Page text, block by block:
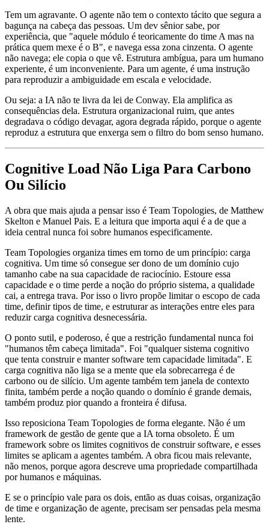
Tem um agravante. O agente não tem o contexto tácito que segura a
bagunça na cabeça das pessoas. Um dev sênior sabe, por
experiência, que "aquele módulo é teoricamente do time A mas na
prática quem mexe é o B", e navega essa zona cinzenta. O agente
não navega; ele copia o que vê. Estrutura ambígua, para um humano
experiente, é um inconveniente. Para um agente, é uma instrução
para reproduzir a ambiguidade em escala e velocidade.
Ou seja: a IA não te livra da lei de Conway. Ela amplifica as
consequências dela. Estrutura organizacional ruim, que antes
degradava o código devagar, agora degrada rápido, porque o agente
reproduz a estrutura que enxerga sem o filtro do bom senso humano.
Cognitive Load Não Liga Para Carbono
Ou Silício
A obra que mais ajuda a pensar isso é Team Topologies, de Matthew
Skelton e Manuel Pais. E a leitura que importa aqui é a de que a
ideia central nunca foi sobre humanos especificamente.
Team Topologies organiza times em torno de um princípio: carga
cognitiva. Um time só consegue ser dono de um domínio cujo
tamanho cabe na sua capacidade de raciocínio. Estoure essa
capacidade e o time perde a noção do próprio sistema, a qualidade
cai, a entrega trava. Por isso o livro propõe limitar o escopo de cada
time, definir tipos de time, e estruturar as interações entre eles para
reduzir carga cognitiva desnecessária.
O ponto sutil, e poderoso, é que a restrição fundamental nunca foi
"humanos têm cabeça limitada". Foi "qualquer sistema cognitivo
que tenta construir e manter software tem capacidade limitada". E
carga cognitiva não liga se a mente que ela sobrecarrega é de
carbono ou de silício. Um agente também tem janela de contexto
finita, também perde a noção quando o domínio é grande demais,
também produz pior quando a fronteira é difusa.
Isso reposiciona Team Topologies de forma elegante. Não é um
framework de gestão de gente que a IA torna obsoleto. É um
framework sobre os limites cognitivos de construir software, e esses
limites se aplicam a agentes também. A obra ficou mais relevante,
não menos, porque agora descreve uma propriedade compartilhada
por humanos e máquinas.
E se o princípio vale para os dois, então as duas coisas, organização
de time e organização de agente, precisam ser pensadas pela mesma
lente.